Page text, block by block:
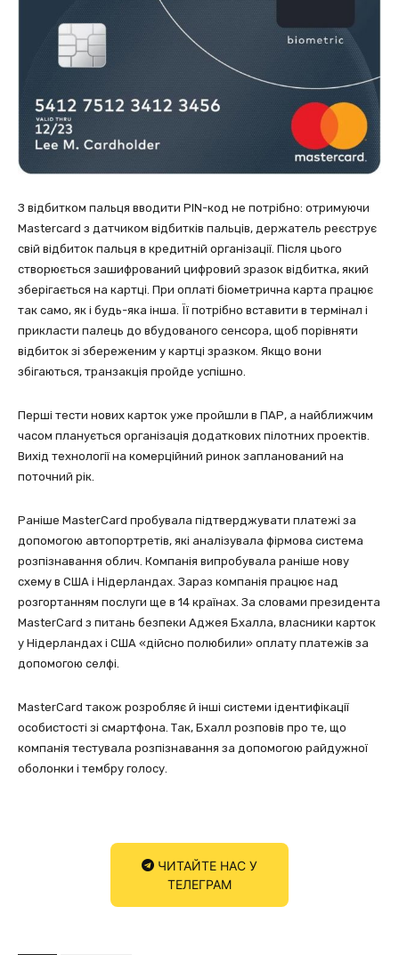
З відбитком пальця вводити PIN-код не потрібно: отримуючи
Mastercard з датчиком відбитків пальців, держатель реєструє
свій відбиток пальця в кредитній організації. Після цього
створюється зашифрований цифровий зразок відбитка, який
зберігається на картці. При оплаті біометрична карта працює
так само, як і будь-яка інша. Її потрібно вставити в термінал і
прикласти палець до вбудованого сенсора, щоб порівняти
відбиток зі збереженим у картці зразком. Якщо вони
збігаються, транзакція пройде успішно.
Перші тести нових карток уже пройшли в ПАР, а найближчим
часом планується організація додаткових пілотних проектів.
Вихід технології на комерційний ринок запланований на
поточний рік.
Раніше MasterCard пробувала підтверджувати платежі за
допомогою автопортретів, які аналізувала фірмова система
розпізнавання облич. Компанія випробувала раніше нову
схему в США і Нідерландах. Зараз компанія працює над
розгортанням послуги ще в 14 країнах. За словами президента
MasterCard з питань безпеки Аджея Бхалла, власники карток
у Нідерландах і США «дійсно полюбили» оплату платежів за
допомогою селфі.
MasterCard також розробляє й інші системи ідентифікації
особистості зі смартфона. Так, Бхалл розповів про те, що
компанія тестувала розпізнавання за допомогою райдужної
оболонки і тембру голосу.
ЧИТАЙТЕ НАС У
ТЕЛЕГРАМ